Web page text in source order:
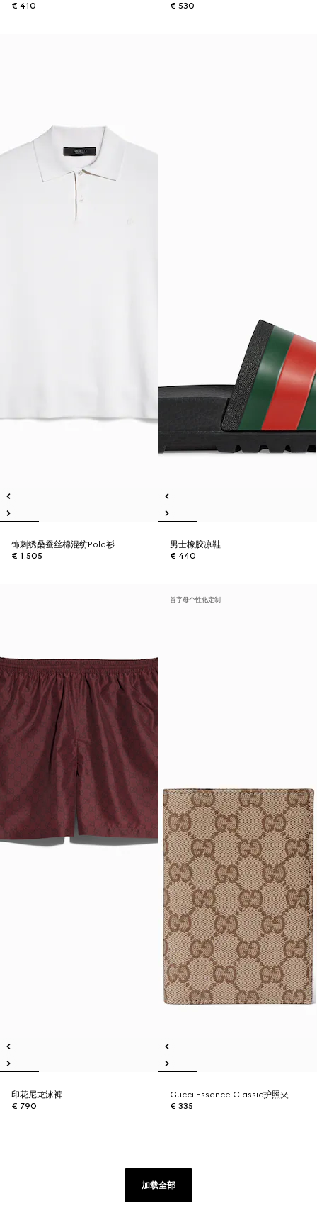
€ 410
€ 530
饰刺绣桑蚕丝棉混纺Polo衫
€ 1.505
男士橡胶凉鞋
€ 440
印花尼龙泳裤
€ 790
首字母个性化定制
Gucci Essence Classic护照夹
€ 335
加载全部